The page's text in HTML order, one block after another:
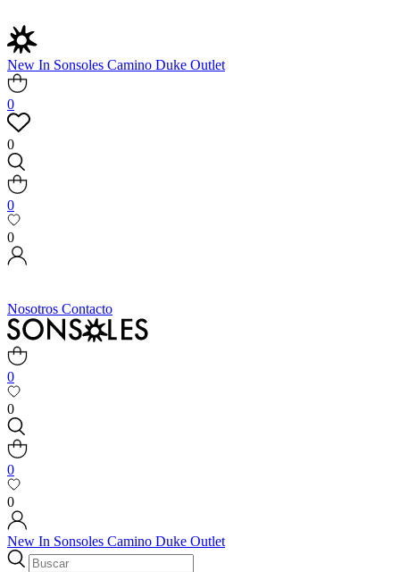
New In Sonsoles Camino Duke Outlet
0
0
0
0
Nosotros Contacto
0
0
0
0
New In Sonsoles Camino Duke Outlet